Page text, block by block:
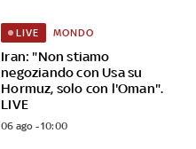
Iran: "Non stiamo
negoziando con Usa su
Hormuz, solo con l'Oman".
LIVE
LIVE MONDO
06 ago - 10:00